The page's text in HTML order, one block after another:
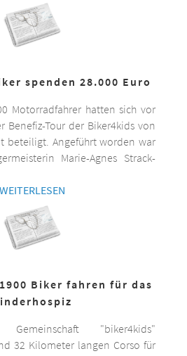
spenden 28.000 Euro
Motorradfahrer hatten sich vor
Benefiz-Tour der Biker4kids von
beteiligt. Angeführt worden war
Marie-Agnes Strack-
WEITERLESEN
Biker fahren für das
"biker4kids"
32 Kilometer langen Corso für